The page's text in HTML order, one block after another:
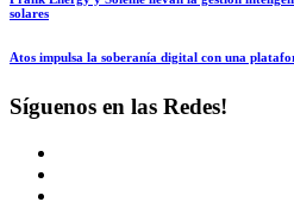
solares
Atos impulsa la soberanía digital con una
Síguenos en las Redes!